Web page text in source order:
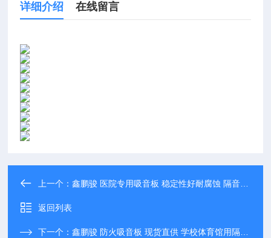
详细介绍 在线留言
上一个：鑫鹏骏 医院专用吸音板 稳定性好耐腐蚀 隔音效果好 大量供应
返回列表
下一个：鑫鹏骏 防火吸音板 现货直供 学校体育馆用隔声板 可免费寄样